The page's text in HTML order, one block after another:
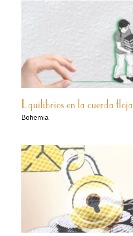
Equilibrios en la cuerda floja
Bohemia